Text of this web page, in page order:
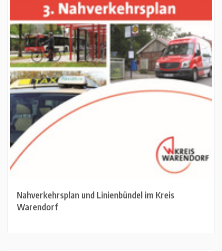
Nahverkehrsplan und Linienbündel im Kreis
Warendorf